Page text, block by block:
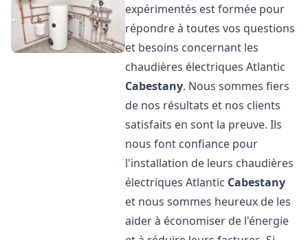
expérimentés est formée pour
répondre à toutes vos questions
et besoins concernant les
chaudières électriques Atlantic
Cabestany. Nous sommes fiers
de nos résultats et nos clients
satisfaits en sont la preuve. Ils
nous font confiance pour
l'installation de leurs chaudières
électriques Atlantic Cabestany
et nous sommes heureux de les
aider à économiser de l'énergie